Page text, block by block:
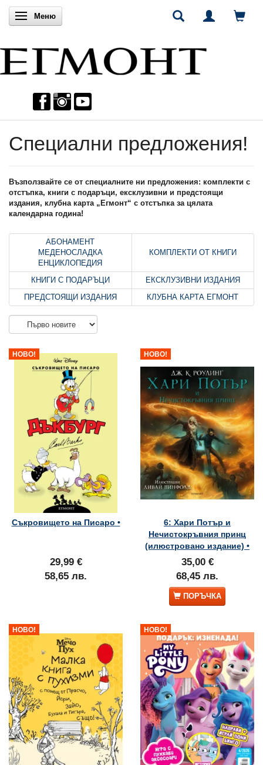
Включи навигацията
Меню
Специални предложения!
Възползвайте се от специалните ни предложения: комплекти с
отстъпка, книги с подаръци, ексклузивни и предстоящи
издания, клубна карта „Егмонт“ с отстъпка за цялата
календарна година!
АБОНАМЕНТ
МЕДЕНОСЛАДКА
ЕНЦИКЛОПЕДИЯ
КОМПЛЕКТИ ОТ КНИГИ
КНИГИ С ПОДАРЪЦИ
ЕКСКЛУЗИВНИ ИЗДАНИЯ
ПРЕДСТОЯЩИ ИЗДАНИЯ
КЛУБНА КАРТА ЕГМОНТ
НОВО!
Съкровището на Писаро •
29,99 €
58,65 лв.
НОВО!
6: Хари Потър и
Нечистокръвния принц
(илюстровано издание) •
35,00 €
68,45 лв.
ПОРЪЧКА
НОВО! НОВО!